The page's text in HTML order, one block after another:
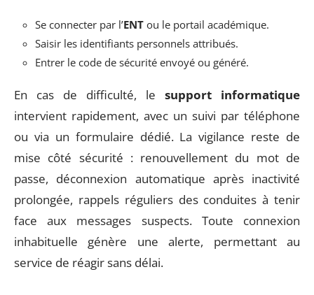
Se connecter par l’ENT ou le portail académique.
Saisir les identifiants personnels attribués.
Entrer le code de sécurité envoyé ou généré.
En cas de difficulté, le support informatique
intervient rapidement, avec un suivi par téléphone
ou via un formulaire dédié. La vigilance reste de
mise côté sécurité : renouvellement du mot de
passe, déconnexion automatique après inactivité
prolongée, rappels réguliers des conduites à tenir
face aux messages suspects. Toute connexion
inhabituelle génère une alerte, permettant au
service de réagir sans délai.